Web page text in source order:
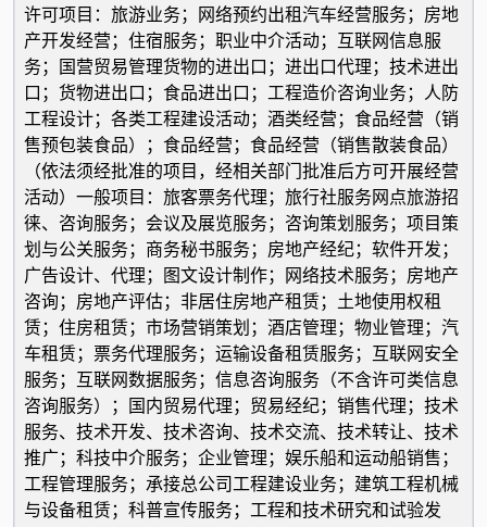
许可项目：旅游业务；网络预约出租汽车经营服务；房地
产开发经营；住宿服务；职业中介活动；互联网信息服
务；国营贸易管理货物的进出口；进出口代理；技术进出
口；货物进出口；食品进出口；工程造价咨询业务；人防
工程设计；各类工程建设活动；酒类经营；食品经营（销
售预包装食品）；食品经营；食品经营（销售散装食品）
（依法须经批准的项目，经相关部门批准后方可开展经营
活动）一般项目：旅客票务代理；旅行社服务网点旅游招
徕、咨询服务；会议及展览服务；咨询策划服务；项目策
划与公关服务；商务秘书服务；房地产经纪；软件开发；
广告设计、代理；图文设计制作；网络技术服务；房地产
咨询；房地产评估；非居住房地产租赁；土地使用权租
赁；住房租赁；市场营销策划；酒店管理；物业管理；汽
车租赁；票务代理服务；运输设备租赁服务；互联网安全
服务；互联网数据服务；信息咨询服务（不含许可类信息
咨询服务）；国内贸易代理；贸易经纪；销售代理；技术
服务、技术开发、技术咨询、技术交流、技术转让、技术
推广；科技中介服务；企业管理；娱乐船和运动船销售；
工程管理服务；承接总公司工程建设业务；建筑工程机械
与设备租赁；科普宣传服务；工程和技术研究和试验发